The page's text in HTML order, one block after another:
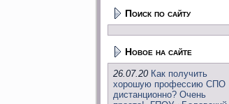
Поиск по сайту
Новое на сайте
26.07.20 Как получить
хорошую профессию СПО
дистанционно? Очень